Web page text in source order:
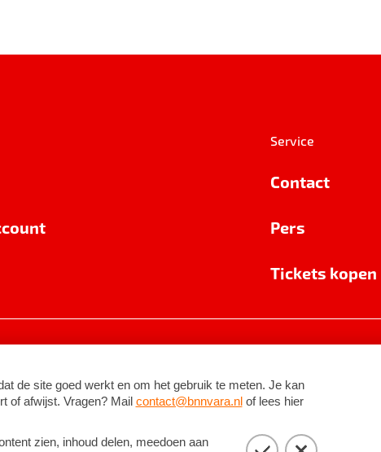
Service
Contact
Pers
Tickets kopen